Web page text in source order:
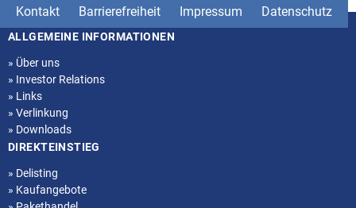
Kontakt Barrierefreiheit Impressum Datenschutz
Seitenstruktur
ALLGEMEINE INFORMATIONEN
» Über uns
» Investor Relations
» Links
» Verlinkung
» Downloads
DIREKTEINSTIEG
» Delisting
» Kaufangebote